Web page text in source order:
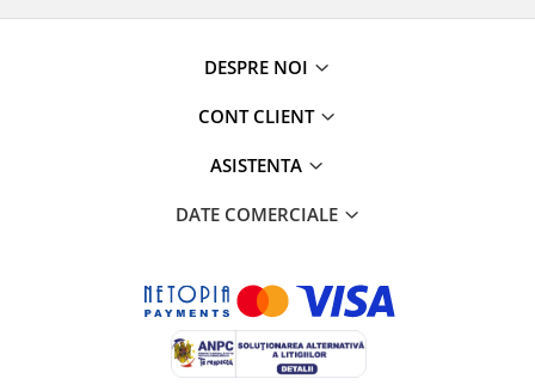
DESPRE NOI
CONT CLIENT
ASISTENTA
DATE COMERCIALE